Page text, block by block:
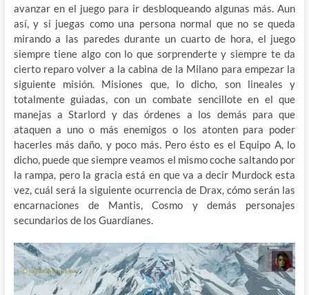
avanzar en el juego para ir desbloqueando algunas más. Aun
así, y si juegas como una persona normal que no se queda
mirando a las paredes durante un cuarto de hora, el juego
siempre tiene algo con lo que sorprenderte y siempre te da
cierto reparo volver a la cabina de la Milano para empezar la
siguiente misión. Misiones que, lo dicho, son lineales y
totalmente guiadas, con un combate sencillote en el que
manejas a Starlord y das órdenes a los demás para que
ataquen a uno o más enemigos o los atonten para poder
hacerles más daño, y poco más. Pero ésto es el Equipo A, lo
dicho, puede que siempre veamos el mismo coche saltando por
la rampa, pero la gracia está en que va a decir Murdock esta
vez, cuál será la siguiente ocurrencia de Drax, cómo serán las
encarnaciones de Mantis, Cosmo y demás personajes
secundarios de los Guardianes.